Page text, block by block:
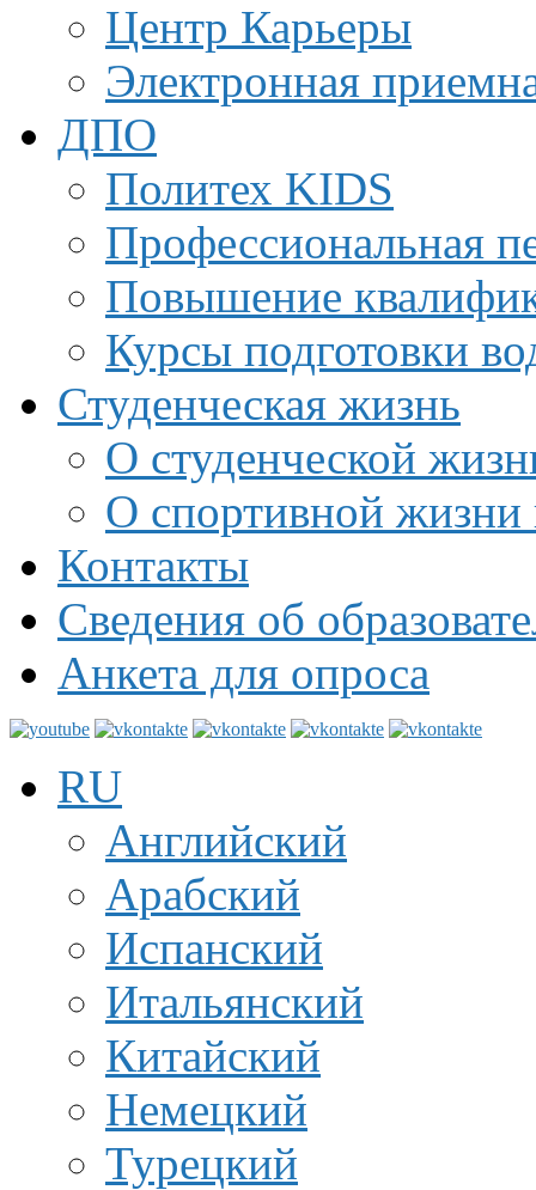
Центр Карьеры
Электронная
ДПО
Политех KIDS
Профессиональная
Повышение
Курсы подготовки
Студенческая жизнь
О студенческой
О спортивной жизни
Контакты
Сведения об
Анкета для опроса
RU
Английский
Арабский
Испанский
Итальянский
Китайский
Немецкий
Турецкий